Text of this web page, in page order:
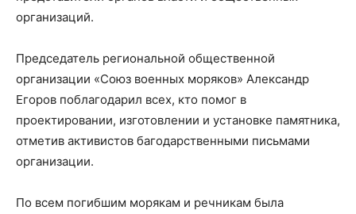
организаций.
Председатель региональной общественной
организации «Союз военных моряков» Александр
Егоров поблагодарил всех, кто помог в
проектировании, изготовлении и установке памятника,
отметив активистов багодарственными письмами
организации.
По всем погибшим морякам и речникам была